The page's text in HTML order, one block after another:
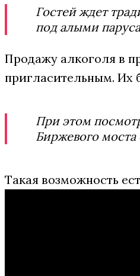
Гостей ждет
под алыми
Продажу алкоголя в
пригласительным. Их
При этом
Биржевого
Такая возможность